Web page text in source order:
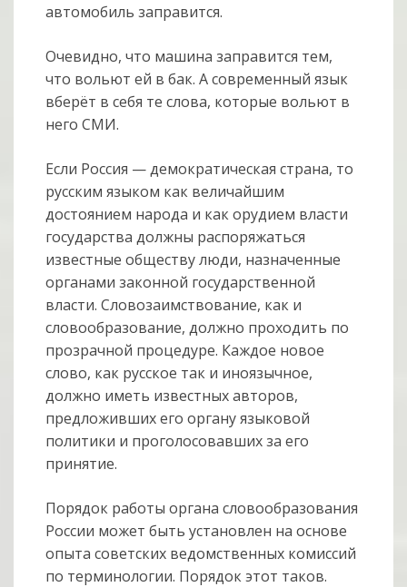
автомобиль заправится.
Очевидно, что машина заправится тем,
что вольют ей в бак. А современный язык
вберёт в себя те слова, которые вольют в
него СМИ.
Если Россия — демократическая страна, то
русским языком как величайшим
достоянием народа и как орудием власти
государства должны распоряжаться
известные обществу люди, назначенные
органами законной государственной
власти. Словозаимствование, как и
словообразование, должно проходить по
прозрачной процедуре. Каждое новое
слово, как русское так и иноязычное,
должно иметь известных авторов,
предложивших его органу языковой
политики и проголосовавших за его
принятие.
Порядок работы органа словообразования
России может быть установлен на основе
опыта советских ведомственных комиссий
по терминологии. Порядок этот таков.